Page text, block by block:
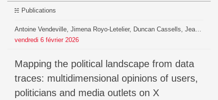
Publications
vendredi 6 février 2026
Mapping the political landscape from data
traces: multidimensional opinions of users,
politicians and media outlets on X